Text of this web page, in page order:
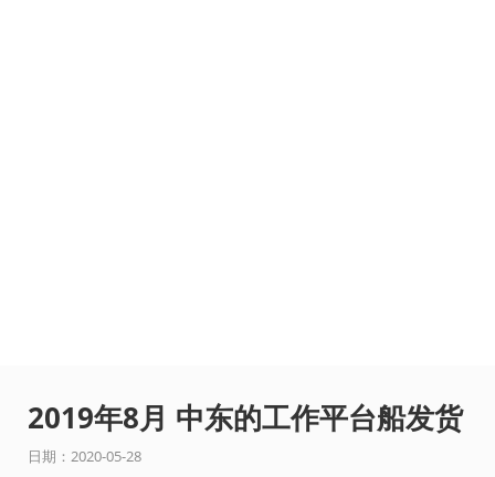
2019年8月 中东的工作平台船发货
日期：2020-05-28